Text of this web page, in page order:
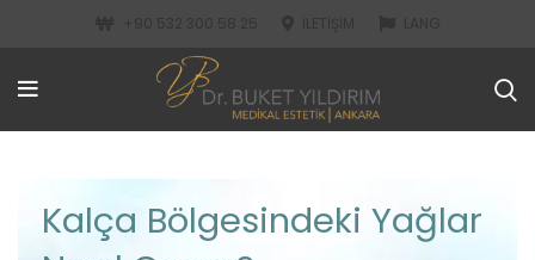
Kalça Bölgesindeki Yağlar